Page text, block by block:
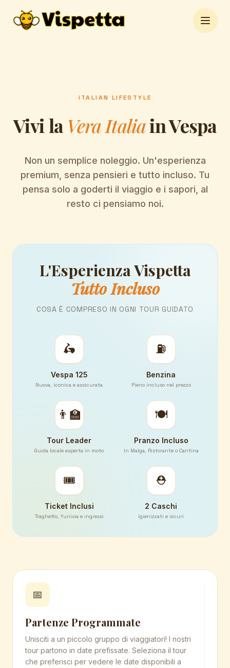
Open
ITALIAN LIFESTYLE
Vivi laVera Italiain Vespa
Non un semplice noleggio. Un'esperienza
premium, senza pensieri e tutto incluso. Tu
pensa solo a goderti il viaggio e i sapori, al
resto ci pensiamo noi.
L'Esperienza Vispetta
Tutto Incluso
COSA È COMPRESO IN OGNI TOUR GUIDATO
🛵
Vespa 125
Nuova, iconica e assicurata
⛽
Benzina
Pieno incluso nel prezzo
👨‍🏫
Tour Leader
Guida locale esperta in moto
🍽️
Pranzo Incluso
In Malga, Ristorante o Cantina
🎟️
Ticket Inclusi
Traghetto, funivia e ingressi
⛑️
2 Caschi
Igienizzati e sicuri
📅
Partenze Programmate
Unisciti a un piccolo gruppo di viaggiatori! I nostri
tour partono in date prefissate. Seleziona il tour
che preferisci per vedere le date disponibili a